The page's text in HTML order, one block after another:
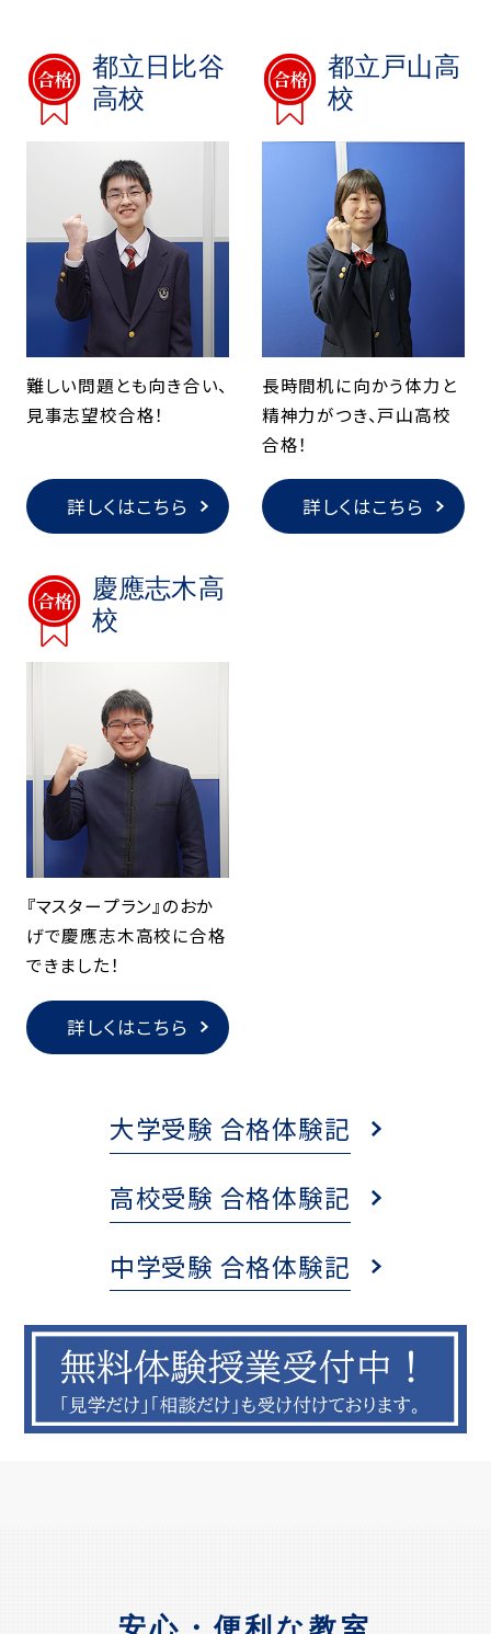
都立日比谷
高校
難しい問題とも向き合い、
見事志望校合格！
詳しくはこちら
都立戸山高
校
長時間机に向かう体力と
精神力がつき、戸山高校
合格！
詳しくはこちら
慶應志木高
校
『マスタープラン』のおか
げで慶應志木高校に合格
できました！
詳しくはこちら
大学受験 合格体験記
高校受験 合格体験記
中学受験 合格体験記